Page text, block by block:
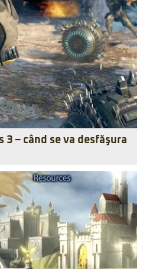
3 – când se va desfăşura